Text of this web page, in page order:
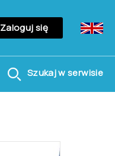
Zaloguj się
Szukaj w serwisie